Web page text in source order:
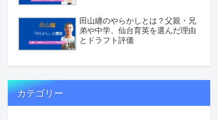
田山纏のやらかしとは？父親・兄
弟や中学、仙台育英を選んだ理由
とドラフト評価
カテゴリー